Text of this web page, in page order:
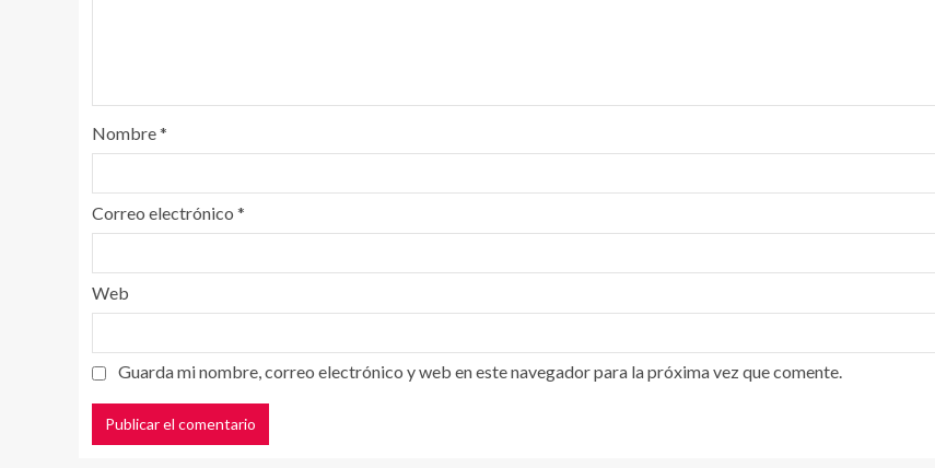
Nombre*
Correo electrónico *
Web
Guarda mi nombre, correo electrónico y web en este navegador para la próxima vez que comente.